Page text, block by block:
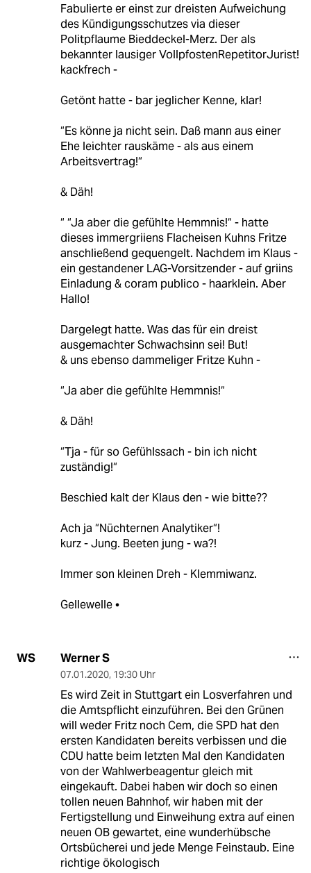
Fabulierte er einst zur dreisten Aufweichung
des Kündigungsschutzes via dieser
Politpflaume Bieddeckel-Merz. Der als
bekannter lausiger VollpfostenRepetitorJurist!
kackfrech -
Getönt hatte - bar jeglicher Kenne, klar!
“Es könne ja nicht sein. Daß mann aus einer
Ehe leichter rauskäme - als aus einem
Arbeitsvertrag!“
& Däh!
“ “Ja aber die gefühlte Hemmnis!“ - hatte
dieses immergriiens Flacheisen Kuhns Fritze
anschließend gequengelt. Nachdem im Klaus -
ein gestandener LAG-Vorsitzender - auf griins
Einladung & coram publico - haarklein. Aber
Hallo!
Dargelegt hatte. Was das für ein dreist
ausgemachter Schwachsinn sei! But!
& uns ebenso dammeliger Fritze Kuhn -
“Ja aber die gefühlte Hemmnis!“
& Däh!
“Tja - für so Gefühlssach - bin ich nicht
zuständig!“
Beschied kalt der Klaus den - wie bitte??
Ach ja “Nüchternen Analytiker“!
kurz - Jung. Beeten jung - wa?!
Immer son kleinen Dreh - Klemmiwanz.
Gellewelle •
WS Werner S
07.01.2020, 19:30 Uhr
Es wird Zeit in Stuttgart ein Losverfahren und
die Amtspflicht einzuführen. Bei den Grünen
will weder Fritz noch Cem, die SPD hat den
ersten Kandidaten bereits verbissen und die
CDU hatte beim letzten Mal den Kandidaten
von der Wahlwerbeagentur gleich mit
eingekauft. Dabei haben wir doch so einen
tollen neuen Bahnhof, wir haben mit der
Fertigstellung und Einweihung extra auf einen
neuen OB gewartet, eine wunderhübsche
Ortsbücherei und jede Menge Feinstaub. Eine
richtige ökologisch